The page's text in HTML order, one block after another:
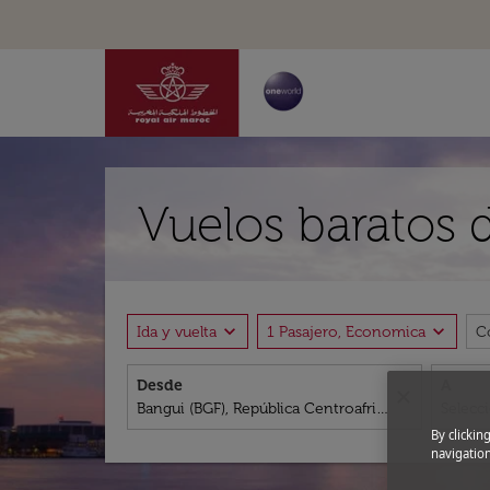
Vuelos baratos
Ida y vuelta expand_more 1 Pasajero, Economica expand_more
Desde
By